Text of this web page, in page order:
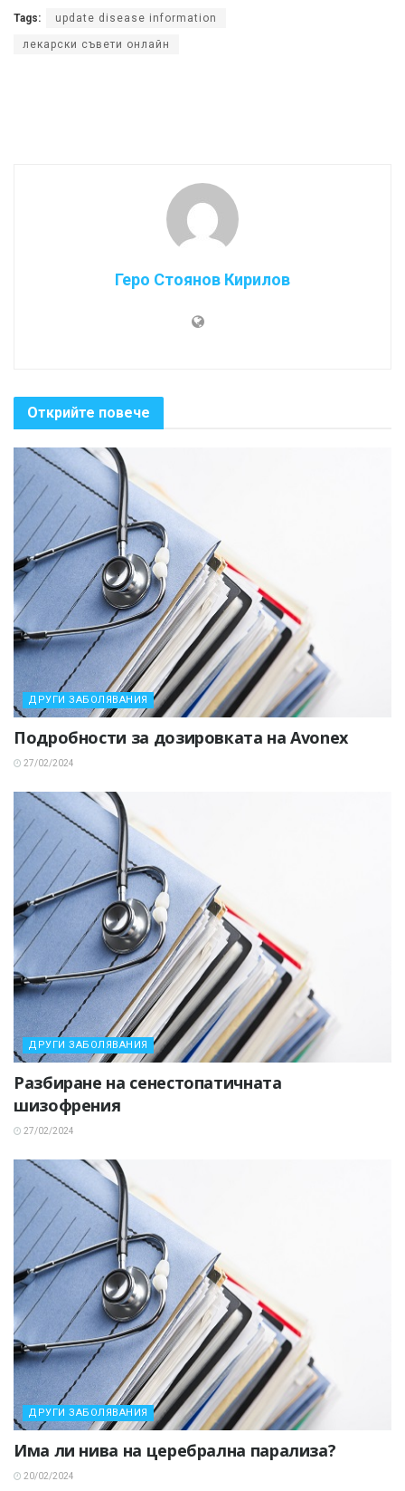
Tags: update disease information
лекарски съвети онлайн
Геро Стоянов Кирилов
Открийте повече
ДРУГИ ЗАБОЛЯВАНИЯ
Подробности за дозировката на Avonex
27/02/2024
ДРУГИ ЗАБОЛЯВАНИЯ
Разбиране на сенестопатичната
шизофрения
27/02/2024
ДРУГИ ЗАБОЛЯВАНИЯ
Има ли нива на церебрална парализа?
20/02/2024